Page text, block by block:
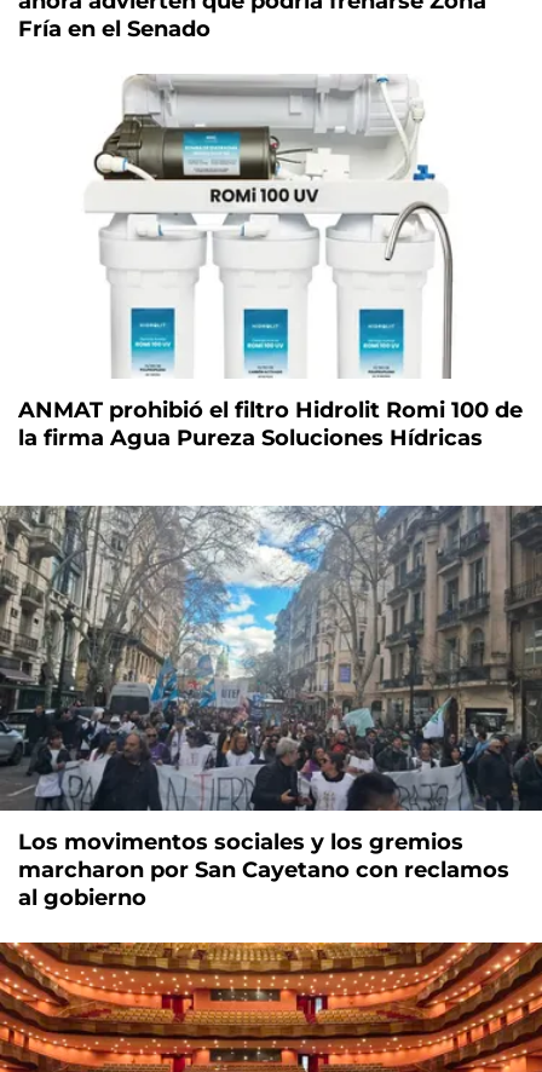
Fría en el Senado
ANMAT prohibió el filtro Hidrolit Romi 100 de
la firma Agua Pureza Soluciones Hídricas
Los movimentos sociales y los gremios
marcharon por San Cayetano con reclamos
al gobierno